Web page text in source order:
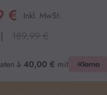
€ Inkl. MwSt.
| 189,99 €
à 40,00 € mit